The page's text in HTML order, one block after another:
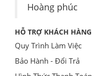
Hoàng phúc
HỖ TRỢ KHÁCH HÀNG
Quy Trình Làm Việc
Bảo Hành - Đổi Trả